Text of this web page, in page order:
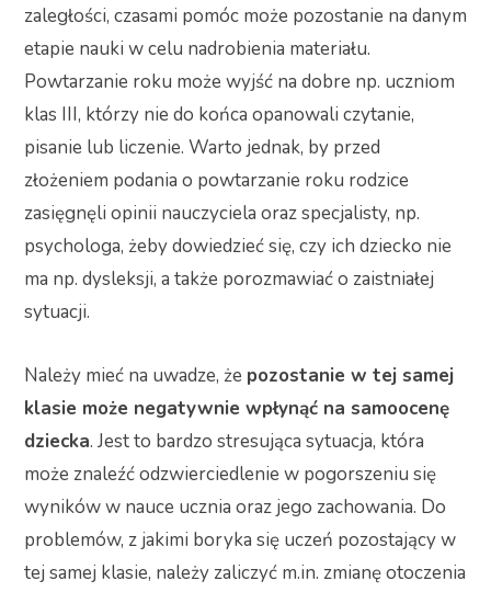
zaległości, czasami pomóc może pozostanie na danym
etapie nauki w celu nadrobienia materiału.
Powtarzanie roku może wyjść na dobre np. uczniom
klas III, którzy nie do końca opanowali czytanie,
pisanie lub liczenie. Warto jednak, by przed
złożeniem podania o powtarzanie roku rodzice
zasięgnęli opinii nauczyciela oraz specjalisty, np.
psychologa, żeby dowiedzieć się, czy ich dziecko nie
ma np. dysleksji, a także porozmawiać o zaistniałej
sytuacji.
Należy mieć na uwadze, że pozostanie w tej samej
klasie może negatywnie wpłynąć na samoocenę
dziecka. Jest to bardzo stresująca sytuacja, która
może znaleźć odzwierciedlenie w pogorszeniu się
wyników w nauce ucznia oraz jego zachowania. Do
problemów, z jakimi boryka się uczeń pozostający w
tej samej klasie, należy zaliczyć m.in. zmianę otoczenia